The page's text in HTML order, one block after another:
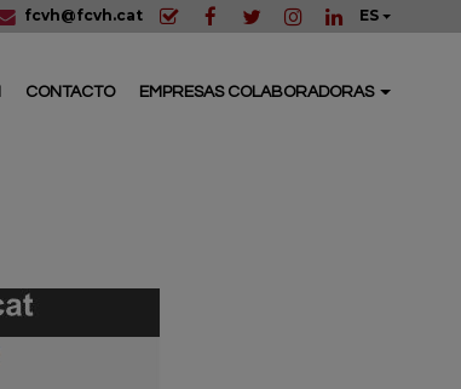
fcvh@fcvh.cat ES
CONTACTO EMPRESAS COLABORADORAS